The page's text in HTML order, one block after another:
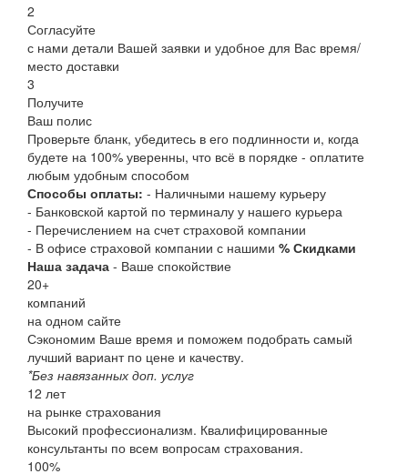
2
Согласуйте
с нами детали Вашей заявки и удобное для Вас время/
место доставки
3
Получите
Ваш полис
Проверьте бланк, убедитесь в его подлинности и, когда
будете на 100% уверенны, что всё в порядке - оплатите
любым удобным способом
Способы оплаты: - Наличными нашему курьеру
- Банковской картой по терминалу у нашего курьера
- Перечислением на счет страховой компании
- В офисе страховой компании с нашими % Скидками
Наша задача - Ваше спокойствие
20+
компаний
на одном сайте
Сэкономим Ваше время и поможем подобрать самый
лучший вариант по цене и качеству.
*Без навязанных доп. услуг
12 лет
на рынке страхования
Высокий профессионализм. Квалифицированные
консультанты по всем вопросам страхования.
100%